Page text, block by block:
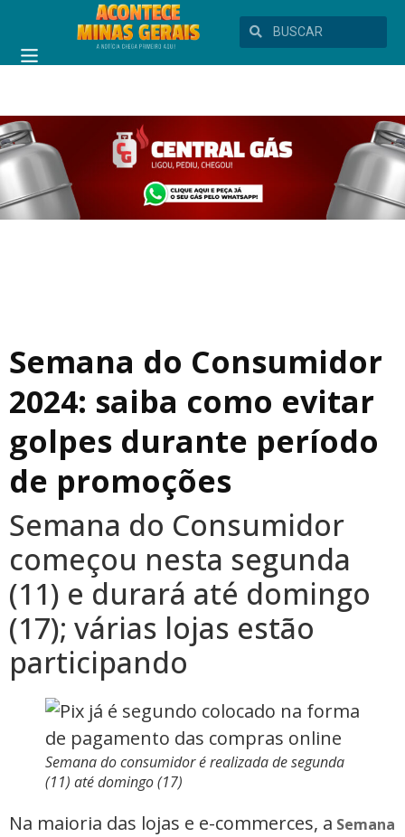
Semana do Consumidor
2024: saiba como evitar
golpes durante período
de promoções
Semana do Consumidor
começou nesta segunda
(11) e durará até domingo
(17); várias lojas estão
participando
Semana do consumidor é realizada de segunda
(11) até domingo (17)
Na maioria das lojas e e-commerces, a Semana